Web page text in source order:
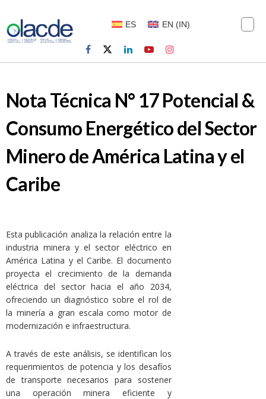
ES EN (IN)
Nota Técnica N° 17 Potencial &
Consumo Energético del Sector
Minero de América Latina y el
Caribe
Esta publicación analiza la relación entre la
industria minera y el sector eléctrico en
América Latina y el Caribe. El documento
proyecta el crecimiento de la demanda
eléctrica del sector hacia el año 2034,
ofreciendo un diagnóstico sobre el rol de
la minería a gran escala como motor de
modernización e infraestructura.
A través de este análisis, se identifican los
requerimientos de potencia y los desafíos
de transporte necesarios para sostener
una operación minera eficiente y